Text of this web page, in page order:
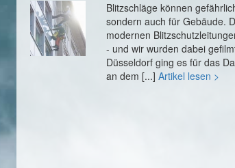
Blitzschläge können
sondern auch für Gebäude.
modernen
- und wir wurden dabei
Düsseldorf ging es für das
an dem [...] Artikel lesen >